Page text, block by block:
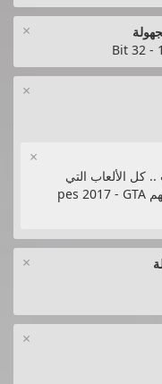
×
×
×
كل الألعاب التي
حملتها اشتغلت وبجودة خارقة منهم pes 2017 - GTA
×
×